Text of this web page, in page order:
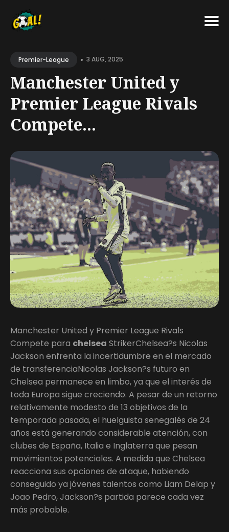
forPremier-League • 3 AUG, 2025
Manchester United y
Premier League Rivals
Compete...
Manchester United y Premier League Rivals
Compete para chelsea StrikerChelsea?s Nicolas
Jackson enfrenta la incertidumbre en el mercado
de transferenciaNicolas Jackson?s futuro en
Chelsea permanece en limbo, ya que el interés de
toda Europa sigue creciendo. A pesar de un retorno
relativamente modesto de 13 objetivos de la
temporada pasada, el huelguista senegalés de 24
años está generando considerable atención, con
clubes de España, Italia e Inglaterra que pesan
movimientos potenciales. A medida que Chelsea
reacciona sus opciones de ataque, habiendo
conseguido ya jóvenes talentos como Liam Delap y
Joao Pedro, Jackson?s partida parece cada vez
más probable.